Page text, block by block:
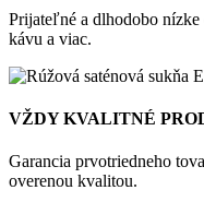
Prijateľné a dlhodobo nízke
kávu a viac.
VŽDY KVALITNÉ
Garancia prvotriedneho
overenou kvalitou.